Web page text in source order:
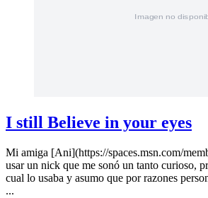
I still Believe in your eyes
Mi amiga [Ani](https://spaces.msn.com/
usar un nick que me sonó un tanto curioso,
cual lo usaba y asumo que por razones
...